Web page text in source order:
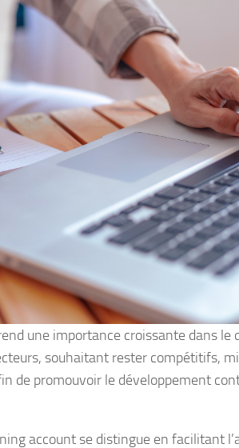
une importance croissante dans le
souhaitant rester compétitifs,
de promouvoir le développement
account se distingue en facilitant